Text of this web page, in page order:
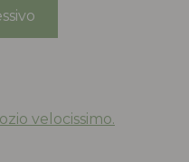
velocissimo.